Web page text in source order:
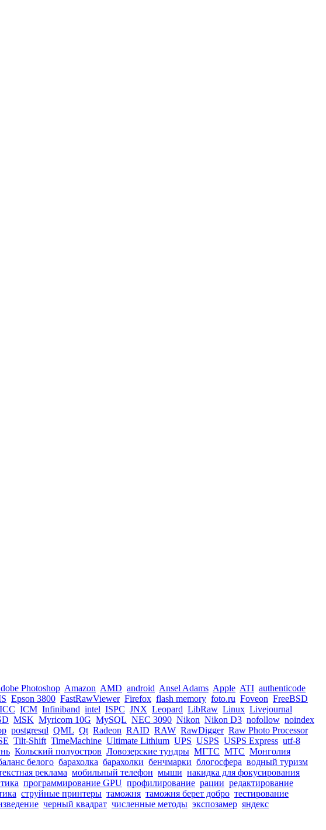
Photoshop Amazon AMD android Ansel Adams Apple ATI authenticode
Epson 3800 FastRawViewer Firefox flash memory foto.ru Foveon FreeBSD
ICC ICM Infiniband intel ISPC JNX Leopard LibRaw Linux Livejournal
MSK Myricom 10G MySQL NEC 3090 Nikon Nikon D3 nofollow noindex
postgresql QML Qt Radeon RAID RAW RawDigger Raw Photo Processor
Tilt-Shift TimeMachine Ultimate Lithium UPS USPS USPS Express utf-8
Кольский полуостров Ловозерские тундры МГТС МТС Монголия
белого барахолка барахолки бенчмарки блогосфера водный туризм
реклама мобильный телефон мыши накидка для фокусирования
программирование GPU профилирование рации редактирование
струйные принтеры таможня таможня берет добро тестирование
черный квадрат численные методы экспозамер яндекс